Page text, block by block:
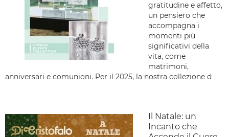
gratitudine e affetto,
un pensiero che
accompagna i
momenti più
significativi della
vita, come
matrimoni,
anniversari e comunioni. Per il 2025, la nostra collezione d
Il Natale: un
Incanto che